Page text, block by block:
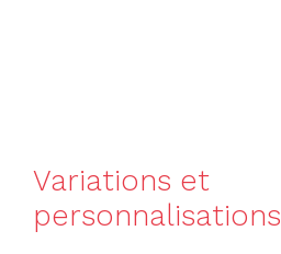
Variations et
personnalisations